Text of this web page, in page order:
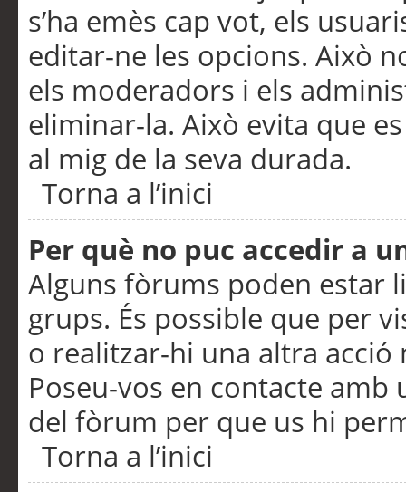
s’ha emès cap vot, els
editar-ne les opcions. Això
els moderadors i els
eliminar-la. Això evita que
al mig de la seva durada.
Torna a l’inici
Per què no puc accedir a
Alguns fòrums poden estar
grups. És possible que per
o realitzar-hi una altra acció
Poseu-vos en contacte
del fòrum per que us hi
Torna a l’inici